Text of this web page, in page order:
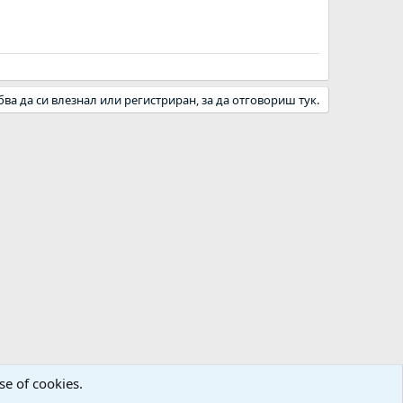
да си влезнал или регистриран, за да отговориш тук.
Декларация за поверителност
of cookies.